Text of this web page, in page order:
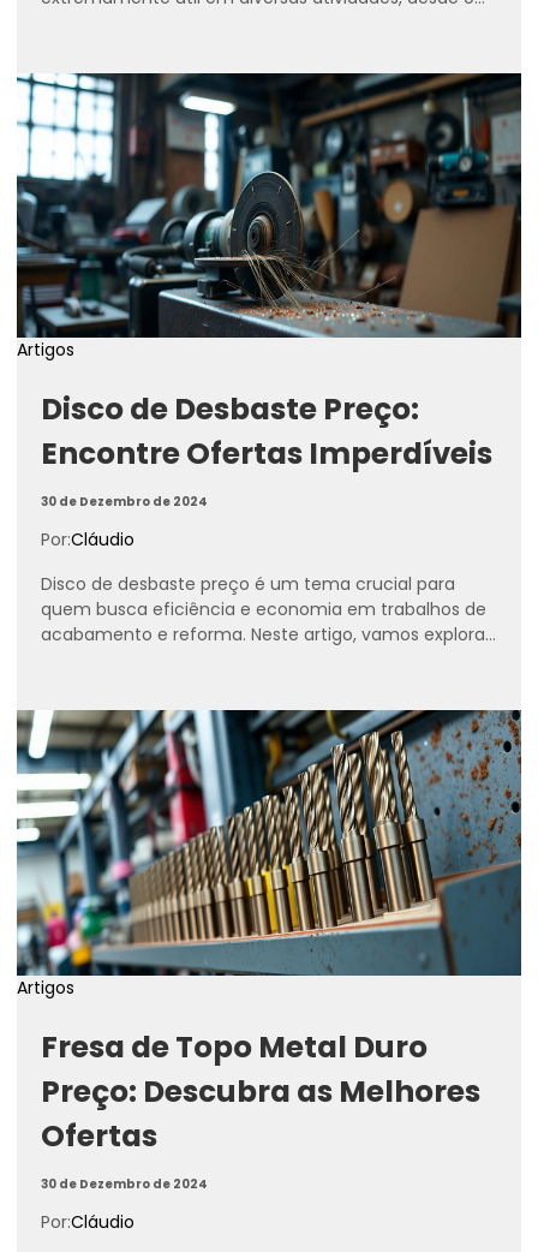
Artigos
Disco de Desbaste Preço:
Encontre Ofertas Imperdíveis
30 de Dezembro de 2024
Por:Cláudio
Disco de desbaste preço é um tema crucial para
quem busca eficiência e economia em trabalhos de
acabamento e reforma. Neste artigo, vamos explorar
Artigos
Fresa de Topo Metal Duro
Preço: Descubra as Melhores
Ofertas
30 de Dezembro de 2024
Por:Cláudio